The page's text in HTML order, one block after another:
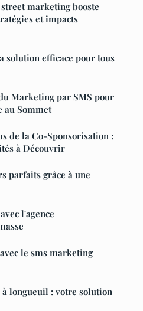
marketing booste
et impacts
solution efficace pour tous
Marketing par SMS pour
au Sommet
de la Co-Sponsorisation :
à Découvrir
parfaits grâce à une
l'agence
le sms marketing
longueuil : votre solution